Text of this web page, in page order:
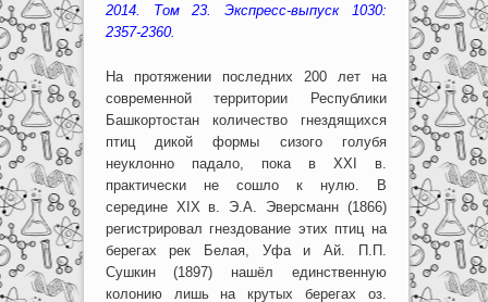
2014. Том 23. Экспресс-выпуск 1030:
2357-2360.
На протяжении последних 200 лет на
современной территории Республики
Башкортостан количество гнездящихся
птиц дикой формы сизого голубя
неуклонно падало, пока в XXI в.
практически не сошло к нулю. В
середине XIX в. Э.А. Эверсманн (1866)
регистрировал гнездование этих птиц на
берегах рек Белая, Уфа и Ай. П.П.
Сушкин (1897) нашёл единственную
колонию лишь на крутых берегах оз.